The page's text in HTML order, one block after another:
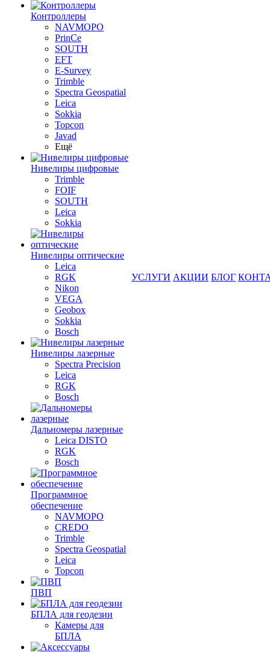
Контроллеры
NAVMOPO
PrinCe
SOUTH
EFT
E-Survey
Trimble
Spectra Geospatial
Leica
Sokkia
Topcon
Javad
Ещё
Нивелиры цифровые
Trimble
FOIF
SOUTH
Leica
Sokkia
Нивелиры оптические
Leica
RGK
Nikon
VEGA
Geobox
Sokkia
Bosch
Нивелиры лазерные
Spectra Precision
Leica
RGK
Bosch
Дальномеры лазерные
Leica DISTO
RGK
Bosch
Программное
обеспечение
NAVMOPO
CREDO
Trimble
Spectra Geospatial
Leica
Topcon
ПВП
БПЛА для геодезии
Камеры для
БПЛА
УСЛУГИ АКЦИИ БЛОГ